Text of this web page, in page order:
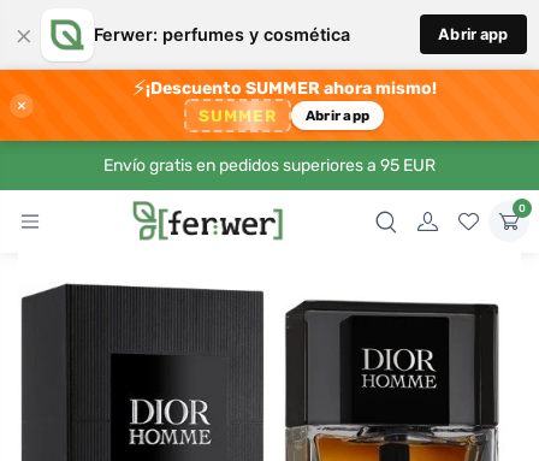
× Ferwer: perfumes y cosmética Abrir app
×
⚡¡Descuento SUMMER ahora mismo!
SUMMER Abrir app
Envío gratis en pedidos superiores a 95 EUR
0